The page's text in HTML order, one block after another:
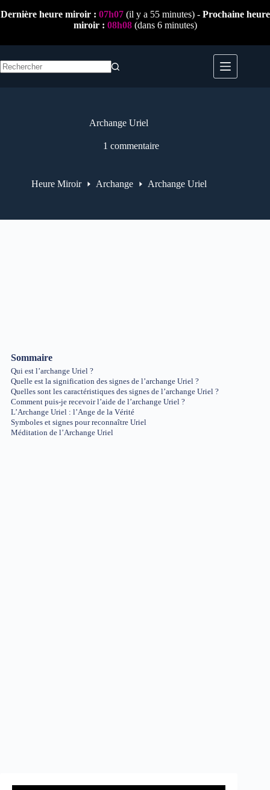
au
Dernière heure miroir : 07h07(il y a 55 minutes) - Prochaine heure
miroir : 08h08(dans 6 minutes)
Archange Uriel
1 commentaire
Heure Miroir Archange Archange Uriel
Sommaire
Qui est l’archange Uriel ?
Quelle est la signification des signes de l’archange Uriel ?
Quelles sont les caractéristiques des signes de l’archange Uriel ?
Comment puis-je recevoir l’aide de l’archange Uriel ?
L’Archange Uriel : l’Ange de la Vérité
Symboles et signes pour reconnaître Uriel
Méditation de l’Archange Uriel